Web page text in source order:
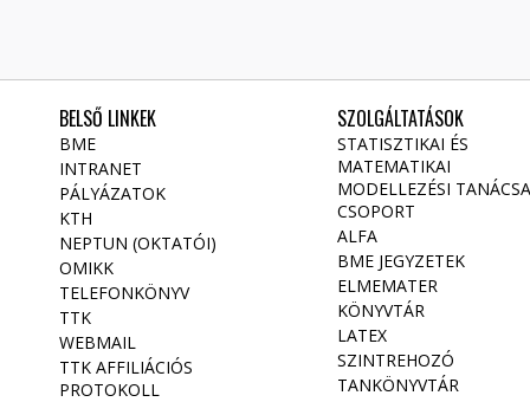
BELSŐ LINKEK
BME
INTRANET
PÁLYÁZATOK
KTH
NEPTUN (OKTATÓI)
OMIKK
TELEFONKÖNYV
TTK
WEBMAIL
TTK AFFILIÁCIÓS
PROTOKOLL
SZOLGÁLTATÁSOK
STATISZTIKAI ÉS
MATEMATIKAI
MODELLEZÉSI
CSOPORT
ALFA
BME JEGYZETEK
ELMEMATER
KÖNYVTÁR
LATEX
SZINTREHOZÓ
TANKÖNYVTÁR